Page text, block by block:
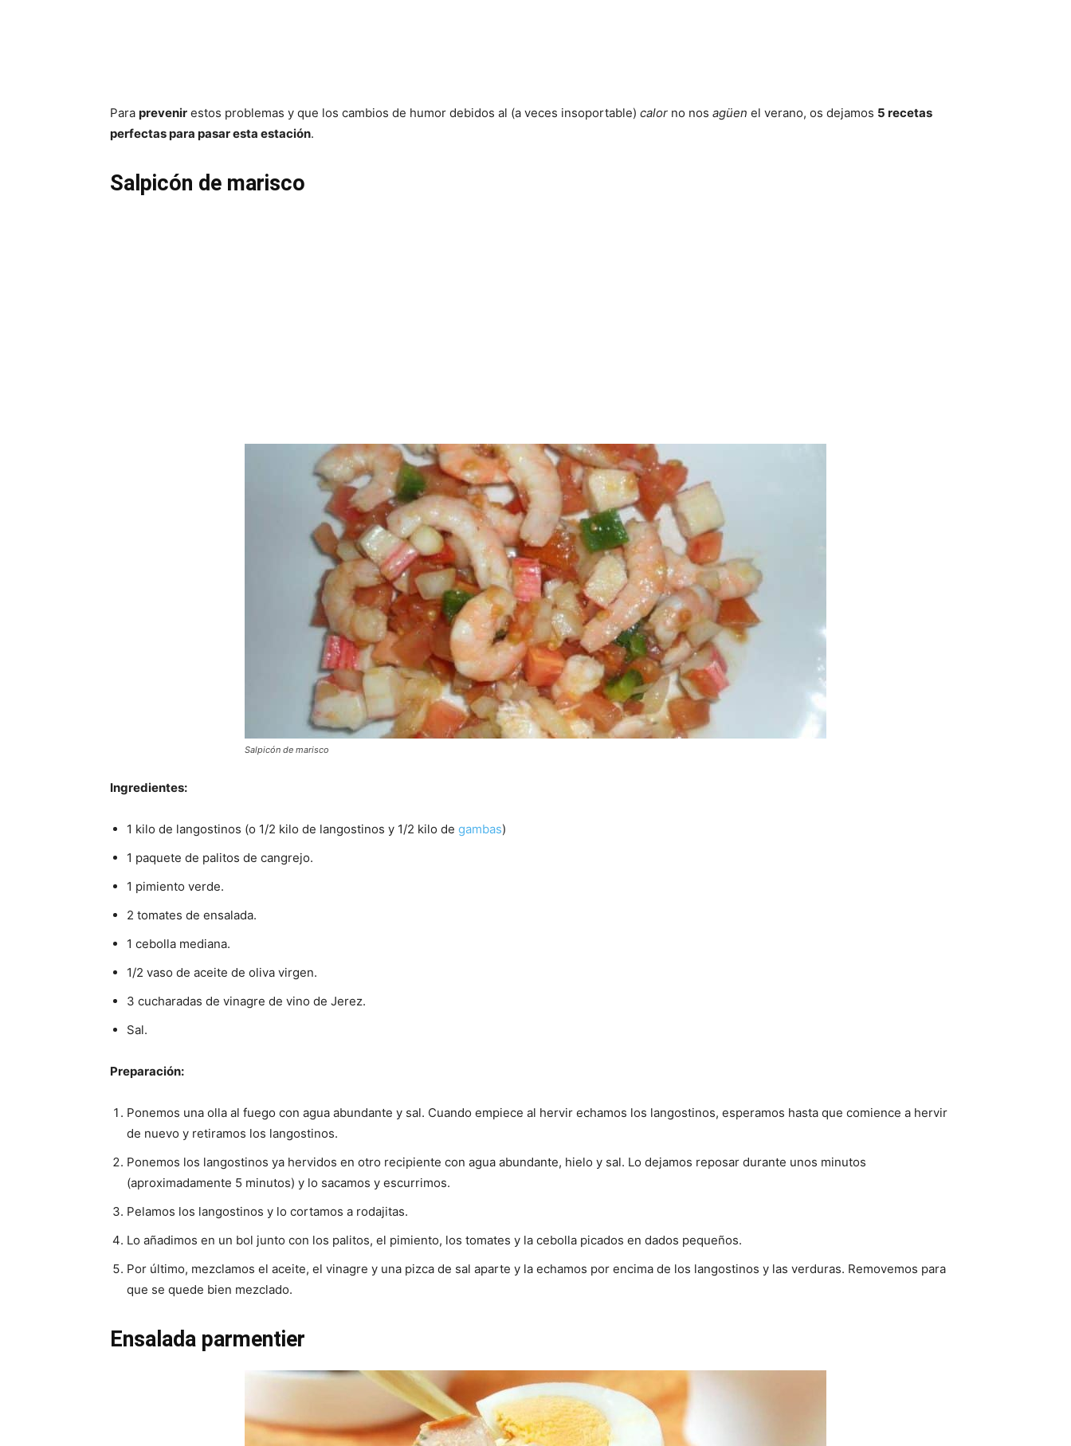
Para prevenir estos problemas y que los cambios de humor debidos al (a veces insoportable) calor no nos agüen el verano, os dejamos 5 recetas
perfectas para pasar esta estación.
Salpicón de marisco
Salpicón de marisco
Ingredientes:
1 kilo de langostinos (o 1/2 kilo de langostinos y 1/2 kilo de gambas)
1 paquete de palitos de cangrejo.
1 pimiento verde.
2 tomates de ensalada.
1 cebolla mediana.
1/2 vaso de aceite de oliva virgen.
3 cucharadas de vinagre de vino de Jerez.
Sal.
Preparación:
Ponemos una olla al fuego con agua abundante y sal. Cuando empiece al hervir echamos los langostinos, esperamos hasta que comience a hervir
de nuevo y retiramos los langostinos.
Ponemos los langostinos ya hervidos en otro recipiente con agua abundante, hielo y sal. Lo dejamos reposar durante unos minutos
(aproximadamente 5 minutos) y lo sacamos y escurrimos.
Pelamos los langostinos y lo cortamos a rodajitas.
Lo añadimos en un bol junto con los palitos, el pimiento, los tomates y la cebolla picados en dados pequeños.
Por último, mezclamos el aceite, el vinagre y una pizca de sal aparte y la echamos por encima de los langostinos y las verduras. Removemos para
que se quede bien mezclado.
Ensalada parmentier